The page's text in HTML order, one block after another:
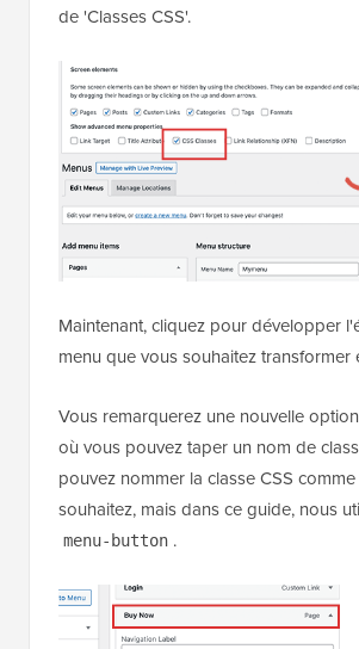
de 'Classes CSS'.
Maintenant, cliquez pour développer
menu que vous souhaitez transformer
Vous remarquerez une nouvelle
où vous pouvez taper un nom de
pouvez nommer la classe CSS
souhaitez, mais dans ce guide, nous
menu-button .